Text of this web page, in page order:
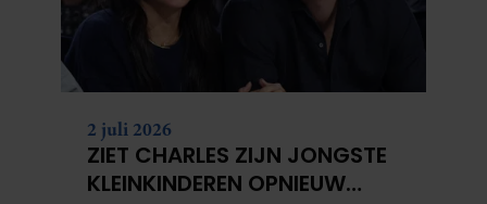
2 juli 2026
ZIET CHARLES ZIJN JONGSTE
KLEINKINDEREN OPNIEUW